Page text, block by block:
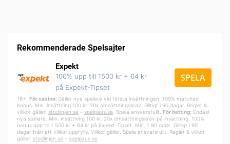
Rekommenderade Spelsajter
Expekt
100% upp till 1500 kr + 64 kr
på Expekt-Tipset
SPELA
18+. För casino: Gäller nya spelare vid första insättningen. 100% matchad
bonus. Min. insättning 100 kr. 20x omsättningskrav. Giltigt i 90 dagar. Regler &
villkor gäller. stodlinjen.se – spelpaus.se . Spela ansvarsfullt. För betting: Endast
nya spelare. Min. insättning 100 kr. 20x omsättningskrav på insättning. 100%
bonus upp till 1 500 kr + 64 kr på Expekt-Tipset. Min. 1,80 odds. Giltigt i 90
dagar från att villkor uppfylls. Villkor gäller. Spela ansvarsfullt. Regler & villkor
gäller. stodlinjen.se – spelpaus.se